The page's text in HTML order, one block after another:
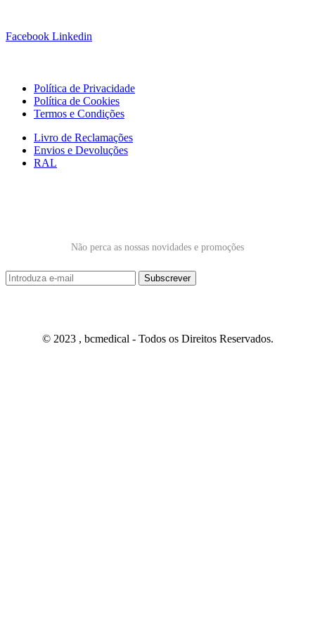
Facebook Linkedin
Política de Privacidade
Política de Cookies
Termos e Condições
Livro de Reclamações
Envios e Devoluções
RAL
Não perca as nossas novidades e promoções
© 2023 , bcmedical - Todos os Direitos Reservados.